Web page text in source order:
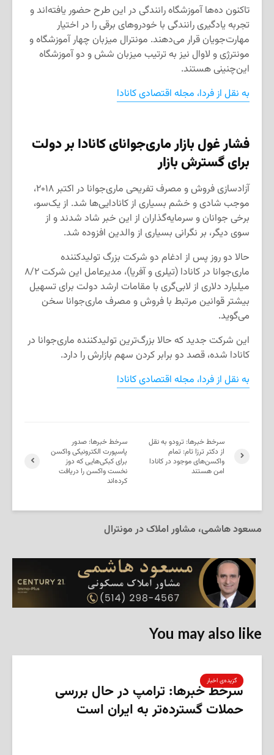
تاکنون ده‌ها آموزشگاه رانندگی در این طرح حضور یافته‌اند و
تجربه یادگیری رانندگی با خودروهای برقی را در اختیار
مهارت‌جویان قرار می‌دهند. مونترال میزبان چهار آموزشگاه و
مونترژی و لاوال نیز به ترتیب میزبان شش و دو آموزشگاه
این‌چنینی هستند.
به نقل از فردا، مجله اقتصادی کانادا
فشار غول بازار ماری‌جوانای کانادا بر دولت
برای گسترش بازار
آزادسازی فروش و مصرف تفریحی ماری‌جوانا در اکتبر ۲۰۱۸،
موجب شادی و خشم بسیاری از کانادایی‌ها شد. از یک‌سو،
برخی جوانان و سرمایه‌گذاران از این خبر شاد شدند و از
سوی دیگر، بر نگرانی بسیاری از والدین افزوده شد.
حالا دو روز پس از ادغام دو شرکت بزرگ تولیدکننده
ماری‌جوانا در کانادا (تیلری و آفریا)، مدیرعامل این شرکت ۸/۲
میلیارد دلاری از لابی‌گری با مقامات ارشد دولت برای تسهیل
بیشتر قوانین مرتبط با فروش و مصرف ماری‌جوانا سخن
می‌گوید.
این شرکت جدید که حالا بزرگ‌ترین تولیدکننده ماری‌جوانا در
کانادا شده، قصد دو برابر کردن سهم بازارش را دارد.
به نقل از فردا، مجله اقتصادی کانادا
سرخط خبرها: صدور
پاسپورت الکترونیکی واکسن
برای کبکی‌هایی که دوز
نخست واکسن را دریافت
کرده‌اند
سرخط خبرها: ترودو به نقل
از دکتر ترزا تام: تمام
واکسن‌های موجود در کانادا
امن هستند
مسعود هاشمی، مشاور املاک در مونترال
You may also like
گزیده‌ی‌ اخبار
سرخط خبرها: ترامپ در حال بررسی
حملات گسترده‌تر به ایران است